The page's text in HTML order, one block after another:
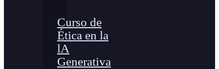
Curso de
Ética en la
lA
Generativa